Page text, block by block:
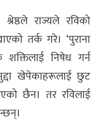
राज्यले रविको
तर्क गरे। ‘पुराना
निषेध गर्न
खेपेकाहरूलाई छुट
छैन। तर रविलाई